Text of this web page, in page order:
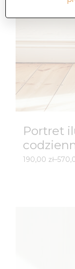
Portret
190,00 zł–
Zakres